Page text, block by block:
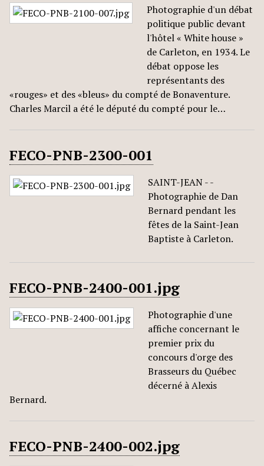
Photographie d'un débat
politique public devant
l'hôtel « White house »
de Carleton, en 1934. Le
débat oppose les
représentants des
«rouges» et des «bleus» du compté de Bonaventure.
Charles Marcil a été le député du compté pour le…
FECO-PNB-2300-001
SAINT-JEAN - -
Photographie de Dan
Bernard pendant les
fêtes de la Saint-Jean
Baptiste à Carleton.
FECO-PNB-2400-001.jpg
Photographie d'une
affiche concernant le
premier prix du
concours d'orge des
Brasseurs du Québec
décerné à Alexis
Bernard.
FECO-PNB-2400-002.jpg